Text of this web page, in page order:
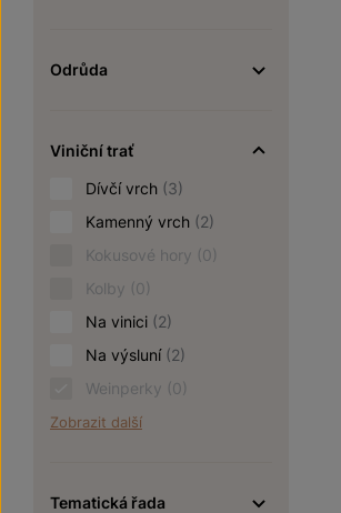
Odrůda
Viniční trať
Dívčí vrch (3)
Kamenný vrch (2)
Kokusové hory (0)
Kolby (0)
Na vinici (2)
Na výsluní (2)
Weinperky (0)
Zobrazit další
Tematická řada